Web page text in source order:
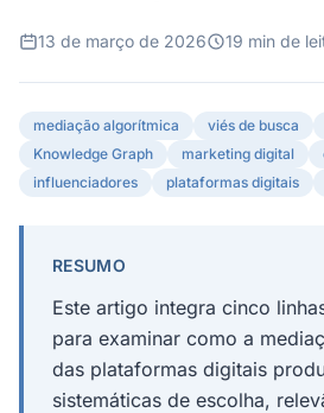
13 de março de 2026 19 min de
mediação algorítmica viés de busca
Knowledge Graph
marketing digital
influenciadores
plataformas digitais
RESUMO
Este artigo integra cinco
para examinar como a
das plataformas digitais
sistemáticas de escolha,